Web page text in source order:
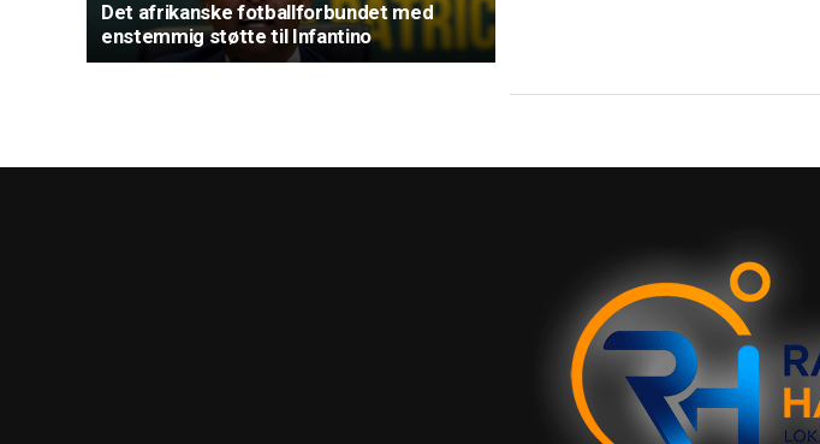
Det afrikanske fotballforbundet med
enstemmig støtte til Infantino